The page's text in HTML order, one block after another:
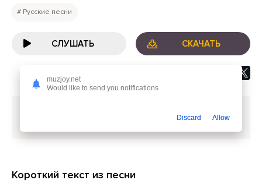
Русские песни
СЛУШАТЬ СКАЧАТЬ
Короткий текст из песни
muzjoy.net
Would like to send you notifications
Discard Allow